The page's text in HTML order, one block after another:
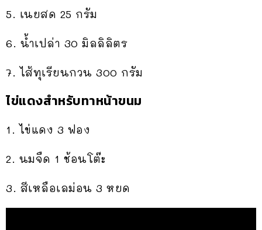
5. เนยสด 25 กรัม
6. น้ำเปล่า 30 มิลลิลิตร
7. ไส้ทุเรียนกวน 300 กรัม
ไข่แดงสำหรับทาหน้าขนม
1. ไข่แดง 3 ฟอง
2. นมจืด 1 ช้อนโต๊ะ
3. สีเหลือเลม่อน 3 หยด